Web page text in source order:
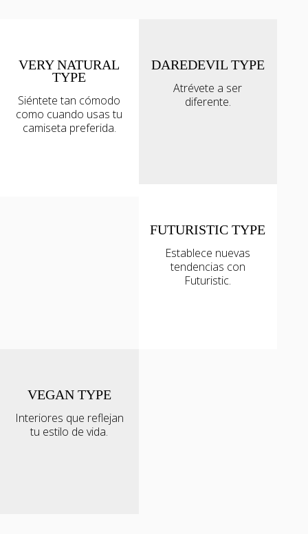
VERY NATURAL
TYPE
Siéntete tan cómodo
como cuando usas tu
camiseta preferida.
DAREDEVIL TYPE
Atrévete a ser
diferente.
FUTURISTIC TYPE
Establece nuevas
tendencias con
Futuristic.
VEGAN TYPE
Interiores que reflejan
tu estilo de vida.